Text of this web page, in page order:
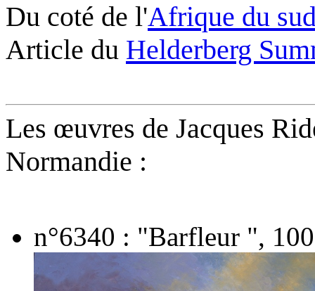
Du coté de l'Afrique du
Article du Helderberg
Les œuvres de Jacques
Normandie :
n°6340 : "Barfleur ",